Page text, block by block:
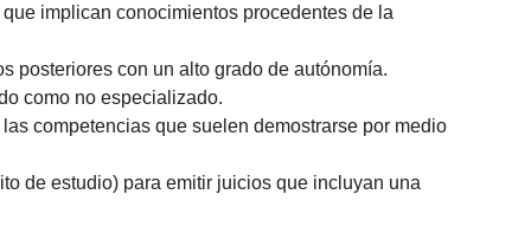
implican conocimientos procedentes de la
posteriores con un alto grado de autónomía.
como no especializado.
competencias que suelen demostrarse por medio
de estudio) para emitir juicios que incluyan una